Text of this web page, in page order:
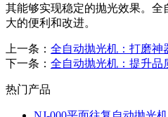
其能够实现稳定的抛光效果。
大的便利和改进。
上一条： 全自动抛光机：打磨神
下一条： 全自动抛光机：提升品
热门产品